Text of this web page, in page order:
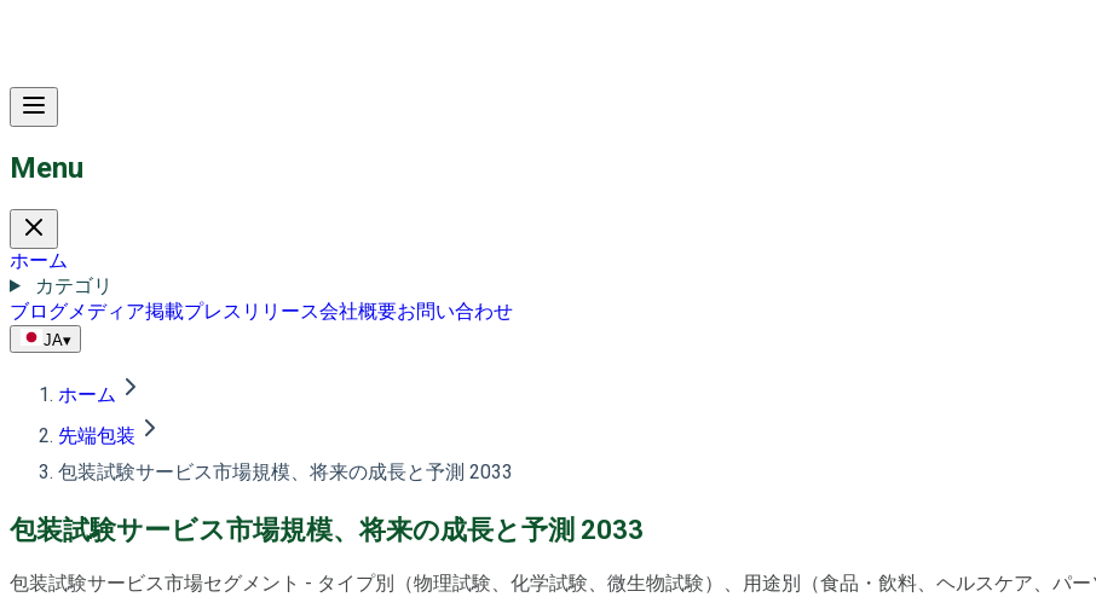
Menu
ホーム
カテゴリ
ブログメディア掲載プレスリリース会社概要お問い合わせ
JA▾
ホーム
先端包装
包装試験サービス市場規模、将来の成長と予測 2033
包装試験サービス市場規模、将来の成長と予測 2033
包装試験サービス市場セグメント - タイプ別（物理試験、化学試験、微生物試験）、用途別（食品・飲料、ヘルスケア、パ